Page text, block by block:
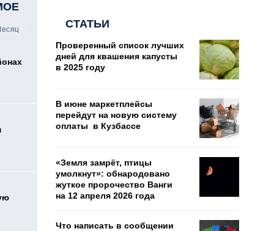
СТАТЬИ
Проверенный список лучших
дней для квашения капусты
в 2025 году
В июне маркетплейсы
перейдут на новую систему
оплаты в Кузбассе
«Земля замрёт, птицы
умолкнут»: обнародовано
жуткое пророчество Ванги
на 12 апреля 2026 года
Что написать в сообщении